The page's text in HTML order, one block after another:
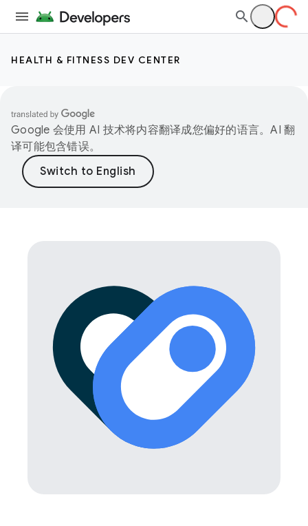
HEALTH & FITNESS DEV CENTER
Google 会使用 AI 技术将内容翻译成您偏好的语言。AI 翻
译可能包含错误。